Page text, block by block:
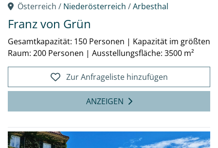
Österreich / Niederösterreich /Arbesthal
Franz von Grün
Gesamtkapazität: 150 Personen | Kapazität im größten
Raum: 200 Personen | Ausstellungsfläche: 3500 m²
Zur Anfrageliste hinzufügen
ANZEIGEN